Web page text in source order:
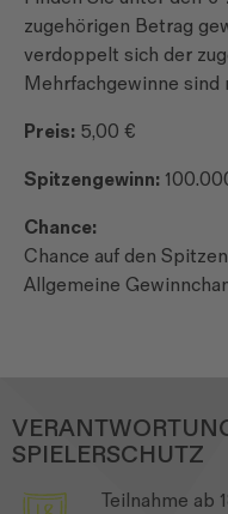
zugehörigen Betrag
verdoppelt sich der
Mehrfachgewinne sind
Preis: 5,00 €
Spitzengewinn:
Chance:
Chance auf den
Allgemeine
SPIELERSCHUTZ
Teilnahme ab